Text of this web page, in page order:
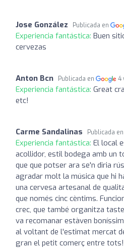
Jose González Publicada en
Experiencia fantástica: Buen
cervezas
Anton Bcn Publicada en 4
Experiencia fantástica: Great
etc!
Carme Sandalinas Publicada en
Experiencia fantástica: El local
acollidor, estil bodega amb un
que que potser ara se'n diria
agradar molt la música que hi
una cervesa artesanal de
que només cinc cèntims.
crec, que també organitza
va recomanar estàven
al voltant de l'estimat mercat
gran el petit comerç entre